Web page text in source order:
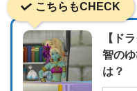
こちらもCHECK
【ド
智の
は？